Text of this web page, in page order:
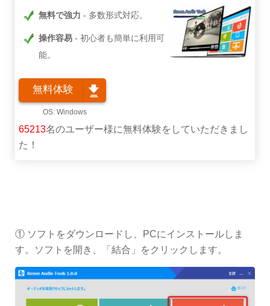
無料で強力 多数形式対応。
操作容易
初心者も簡単に利用可
能。
無料体験
65213名のユーザー様に無料体験をしていただきまし
た！
① ソフトをダウンロードし、PCにインストールしま
す。ソフトを開き、「結合」をクリックします。